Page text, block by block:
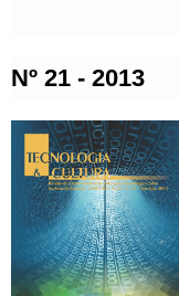
Nº 21 - 2013